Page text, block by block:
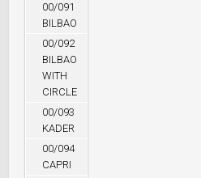
00/091
BILBAO
00/092
BILBAO
WITH
CIRCLE
00/093
KADER
00/094
CAPRI